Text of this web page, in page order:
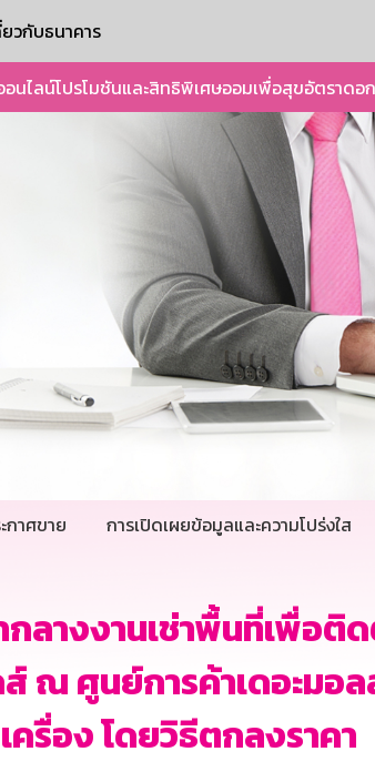
ยวกับธนาคาร
อนไลน์โปรโมชันและสิทธิพิเศษออมเพื่อสุขอัตราดอ
กาศขาย การเปิดเผยข้อมูลและความโปร่งใส
กลางงานเช่าพื้นที่เพื่อติ
ณ ศูนย์การค้าเดอะมอ
ครื่อง โดยวิธีตกลงราคา